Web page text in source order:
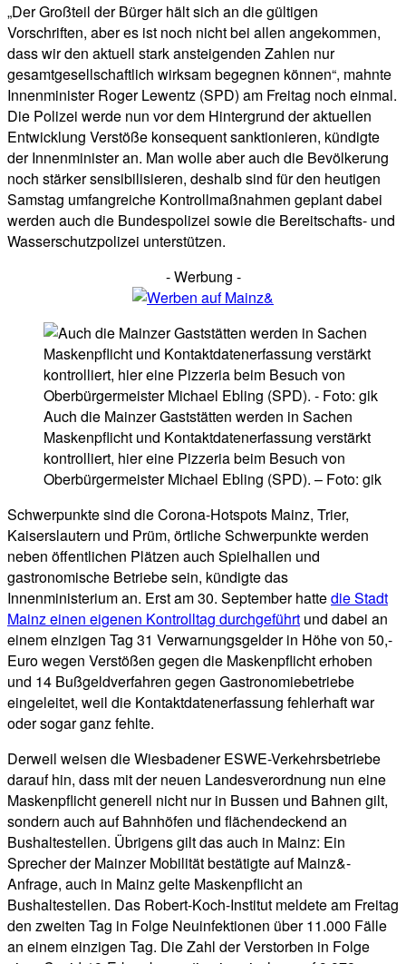
„Der Großteil der Bürger hält sich an die gültigen
Vorschriften, aber es ist noch nicht bei allen angekommen,
dass wir den aktuell stark ansteigenden Zahlen nur
gesamtgesellschaftlich wirksam begegnen können“, mahnte
Innenminister Roger Lewentz (SPD) am Freitag noch einmal.
Die Polizei werde nun vor dem Hintergrund der aktuellen
Entwicklung Verstöße konsequent sanktionieren, kündigte
der Innenminister an. Man wolle aber auch die Bevölkerung
noch stärker sensibilisieren, deshalb sind für den heutigen
Samstag umfangreiche Kontrollmaßnahmen geplant dabei
werden auch die Bundespolizei sowie die Bereitschafts- und
Wasserschutzpolizei unterstützen.
- Werbung -
Auch die Mainzer Gaststätten werden in Sachen
Maskenpflicht und Kontaktdatenerfassung verstärkt
kontrolliert, hier eine Pizzeria beim Besuch von
Oberbürgermeister Michael Ebling (SPD). – Foto: gik
Schwerpunkte sind die Corona-Hotspots Mainz, Trier,
Kaiserslautern und Prüm, örtliche Schwerpunkte werden
neben öffentlichen Plätzen auch Spielhallen und
gastronomische Betriebe sein, kündigte das
Innenministerium an. Erst am 30. September hattedie Stadt
Mainz einen eigenen Kontrolltag durchgeführt und dabei an
einem einzigen Tag 31 Verwarnungsgelder in Höhe von 50,-
Euro wegen Verstößen gegen die Maskenpflicht erhoben
und 14 Bußgeldverfahren gegen Gastronomiebetriebe
eingeleitet, weil die Kontaktdatenerfassung fehlerhaft war
oder sogar ganz fehlte.
Derweil weisen die Wiesbadener ESWE-Verkehrsbetriebe
darauf hin, dass mit der neuen Landesverordnung nun eine
Maskenpflicht generell nicht nur in Bussen und Bahnen gilt,
sondern auch auf Bahnhöfen und flächendeckend an
Bushaltestellen. Übrigens gilt das auch in Mainz: Ein
Sprecher der Mainzer Mobilität bestätigte auf Mainz&-
Anfrage, auch in Mainz gelte Maskenpflicht an
Bushaltestellen. Das Robert-Koch-Institut meldete am Freitag
den zweiten Tag in Folge Neuinfektionen über 11.000 Fälle
an einem einzigen Tag. Die Zahl der Verstorben in Folge